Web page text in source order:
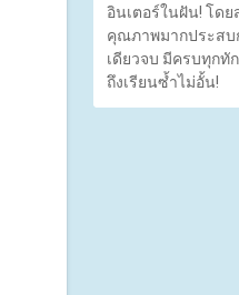
อินเตอร์ในฝัน! โดย
คุณภาพมากประสบ
เดียวจบ มีครบทุกทั
ถึงเรียนซ้ำไม่อั้น!